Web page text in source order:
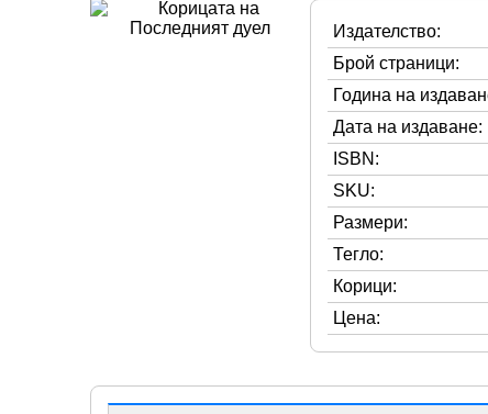
Издателство:
Брой страници:
Година на
Дата на издаване:
ISBN:
SKU:
Размери:
Тегло:
Корици:
Цена: